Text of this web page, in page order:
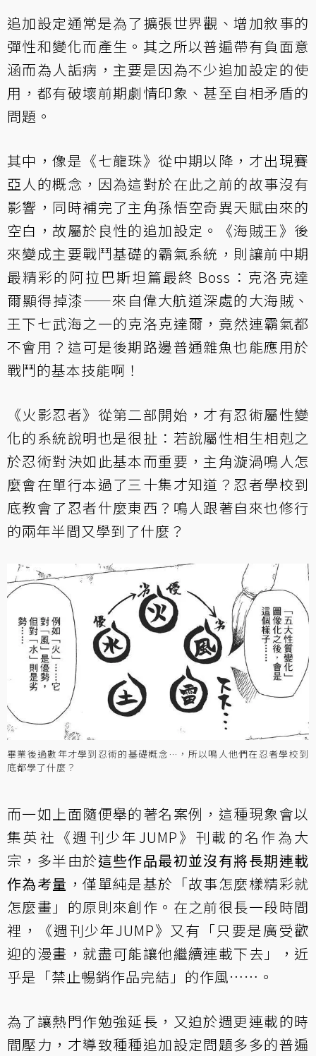
追加設定通常是為了擴張世界觀、增加敘事的
彈性和變化而產生。其之所以普遍帶有負面意
涵而為人詬病，主要是因為不少追加設定的使
用，都有破壞前期劇情印象、甚至自相矛盾的
問題。
其中，像是《七龍珠》從中期以降，才出現賽
亞人的概念，因為這對於在此之前的故事沒有
影響，同時補完了主角孫悟空奇異天賦由來的
空白，故屬於良性的追加設定。《海賊王》後
來變成主要戰鬥基礎的霸氣系統，則讓前中期
最精彩的阿拉巴斯坦篇最終 Boss：克洛克達
爾顯得掉漆——來自偉大航道深處的大海賊、
王下七武海之一的克洛克達爾，竟然連霸氣都
不會用？這可是後期路邊普通雜魚也能應用於
戰鬥的基本技能啊！
《火影忍者》從第二部開始，才有忍術屬性變
化的系統說明也是很扯：若說屬性相生相剋之
於忍術對決如此基本而重要，主角漩渦鳴人怎
麼會在單行本過了三十集才知道？忍者學校到
底教會了忍者什麼東西？鳴人跟著自來也修行
的兩年半間又學到了什麼？
畢業後過數年才學到忍術的基礎概念…，所以鳴人他們在忍者學校到
底都學了什麼？
而一如上面隨便舉的著名案例，這種現象會以
集英社《週刊少年JUMP》刊載的名作為大
宗，多半由於這些作品最初並沒有將長期連載
作為考量 ，僅單純是基於「故事怎麼樣精彩就
怎麼畫」的原則來創作。在之前很長一段時間
裡，《週刊少年JUMP》又有「只要是廣受歡
迎的漫畫，就盡可能讓他繼續連載下去」，近
乎是「禁止暢銷作品完結」的作風……。
為了讓熱門作勉強延長，又迫於週更連載的時
間壓力，才導致種種追加設定問題多多的普遍